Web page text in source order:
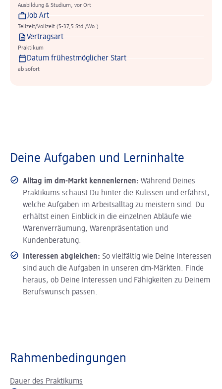
Ausbildung & Studium, vor Ort
Job Art
Teilzeit/Vollzeit (5-37,5 Std./Wo.)
Vertragsart
Praktikum
Datum frühestmöglicher Start
ab sofort
Deine Aufgaben und Lerninhalte
Alltag im dm-Markt kennenlernen: Während Deines
Praktikums schaust Du hinter die Kulissen und erfährst,
welche Aufgaben im Arbeitsalltag zu meistern sind. Du
erhältst einen Einblick in die einzelnen Abläufe wie
Warenverräumung, Warenpräsentation und
Kundenberatung.
Interessen abgleichen: So vielfältig wie Deine Interessen
sind auch die Aufgaben in unseren dm-Märkten. Finde
heraus, ob Deine Interessen und Fähigkeiten zu Deinem
Berufswunsch passen.
Rahmenbedingungen
Dauer des Praktikums